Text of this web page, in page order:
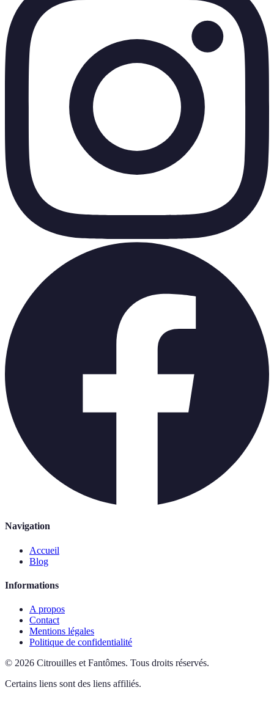
Navigation
Accueil
Blog
Informations
A propos
Contact
Mentions légales
Politique de confidentialité
© 2026 Citrouilles et Fantômes. Tous droits réservés.
Certains liens sont des liens affiliés.